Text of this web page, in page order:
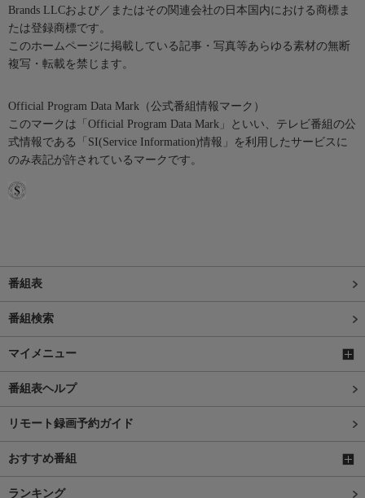
Brands LLCおよび／またはその関連会社の日本国内における商標ま
たは登録商標です。
このホームページに掲載している記事・写真等あらゆる素材の無断
複写・転載を禁じます。
Official Program Data Mark（公式番組情報マーク）
このマークは「Official Program Data Mark」といい、テレビ番組の公
式情報である「SI(Service Information)情報」を利用したサービスに
のみ表記が許されているマークです。
番組表
番組検索
マイメニュー
番組表ヘルプ
リモート録画予約ガイド
おすすめ番組
ランキング